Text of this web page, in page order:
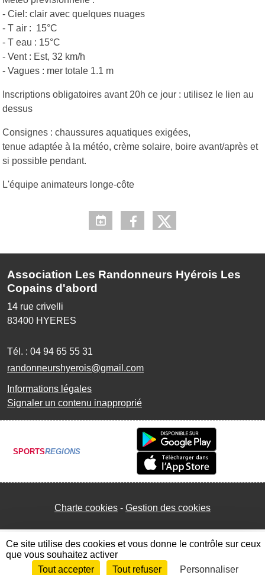
- Ciel: clair avec quelques nuages
- T air : 15°C
- T eau : 15°C
- Vent : Est, 32 km/h
- Vagues : mer totale 1.1 m
Inscriptions obligatoires avant 20h ce jour : utilisez le lien au
dessus
Consignes : chaussures aquatiques exigées,
tenue adaptée à la météo, crème solaire, boire avant/après et
si possible pendant.
L'équipe animateurs longe-côte
Association Les Randonneurs Hyérois Les
Copains d'abord
14 rue crivelli
83400 HYERES
Tél. : 04 94 65 55 31
randonneurshyerois@gmail.com
Informations légales
Signaler un contenu inapproprié
SPORTSREGIONS
Charte cookies Gestion des cookies
Envie de participer ? Connexion
Ce site utilise des cookies et vous donne le contrôle sur ceux
que vous souhaitez activer
Tout accepter
Tout refuser Personnaliser